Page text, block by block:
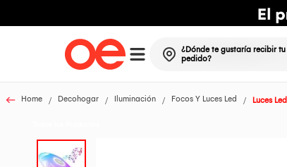
¿Dónde te gustaría recibir tu
pedido?
Home Decohogar Iluminación Focos Y Luces Led Luces Led